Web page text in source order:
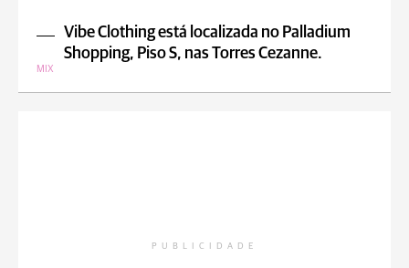
Vibe Clothing está localizada no Palladium
Shopping, Piso S, nas Torres Cezanne.
MIX
PUBLICIDADE